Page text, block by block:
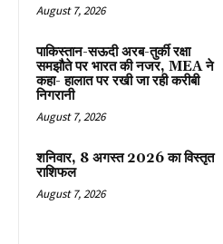
August 7, 2026
पाकिस्तान-सऊदी अरब-तुर्की रक्षा
समझौते पर भारत की नजर, MEA ने
कहा- हालात पर रखी जा रही करीबी
निगरानी
August 7, 2026
शनिवार, 8 अगस्त 2026 का विस्तृत
राशिफल
August 7, 2026